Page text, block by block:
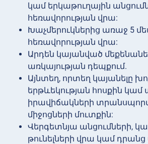
կամ երկաթուղային
հեռավորության վրա:
Խաչմերուկներից առաջ 5
հեռավորության վրա:
Արդեն կայանված
առկայության դեպքում.
Այնտեղ, որտեղ կայանելը
երթևեկության հոսքին
իրավիճակների
միջոցների մուտքին:
Վերգետնյա անցումների,
թունելների վրա կամ